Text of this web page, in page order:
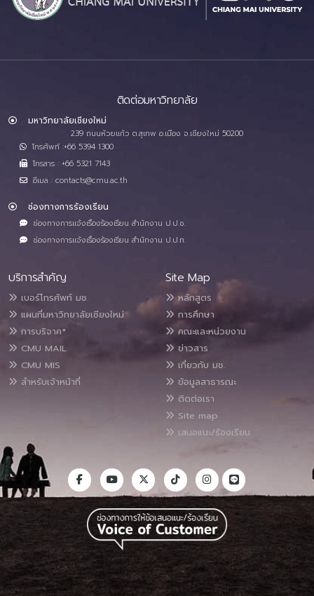
ติดต่อมหาวิทยาลัย
มหาวิทยาลัยเชียงใหม่
239 ถนนห้วยแก้ว ต.สุเทพ อ.เมือง จ.เชียงใหม่ 50200
โทรศัพท์ :+66 5394 1300
โทรสาร : +66 5321 7143
อีเมล : contacts@cmu.ac.th
ช่องทางการร้องเรียน
ช่องทางการแจ้งเรื่องร้องเรียน สำนักงาน ป.ป.ช.
ช่องทางการแจ้งเรื่องร้องเรียน สำนักงาน ป.ป.ท.
บริการสำคัญ
เบอร์โทรศัพท์ มช.
แผนที่มหาวิทยาลัยเชียงใหม่
การบริจาค*
CMU MAIL
CMU MIS
สำหรับเจ้าหน้าที่
Site Map
หลักสูตร
การศึกษา
คณะและหน่วยงาน
ข่าวสาร
เกี่ยวกับ มช.
ข้อมูลสาธารณะ
ติดต่อเรา
Site map
เสนอแนะ/ร้องเรียน